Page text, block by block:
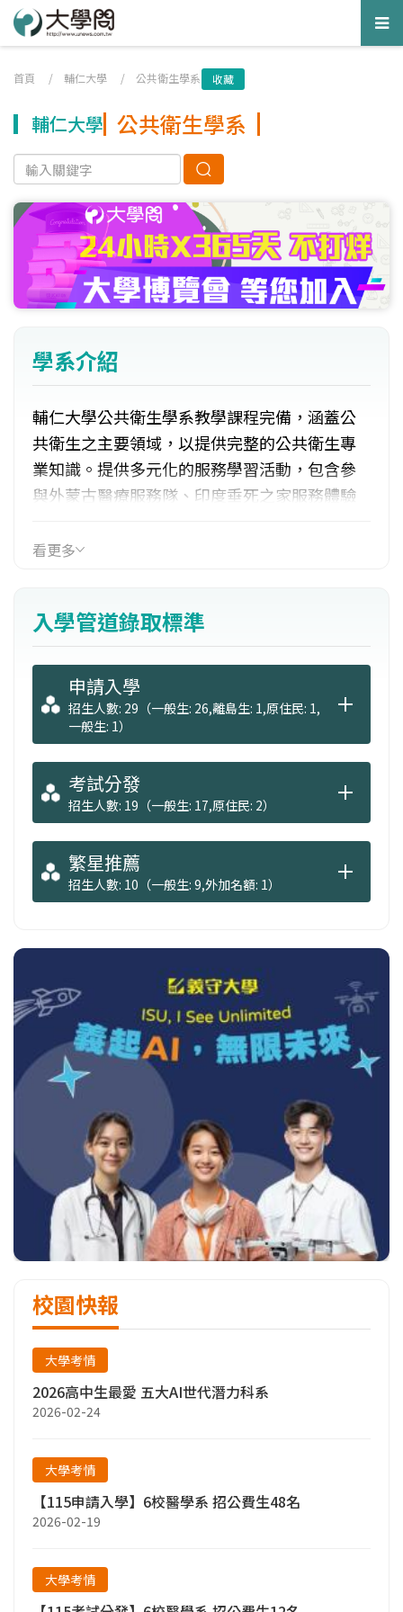
首頁 / 輔仁大學 / 公共衛生學系 收藏
輔仁大學 公共衛生學系
學系介紹
輔仁大學公共衛生學系教學課程完備，涵蓋公
共衛生之主要領域，以提供完整的公共衛生專
業知識。提供多元化的服務學習活動，包含參
與外蒙古醫療服務隊、印度垂死之家服務體驗
服務等海內外服務學習營隊。並備有完善的實
究、健康促進產業管理、醫療管理相關研究
等，可提供學生充分的學習資源。
看更多
入學管道錄取標準
申請入學
招生人數: 29（一般生: 26,離島生: 1,原住民: 1,
一般生: 1）
考試分發
招生人數: 19（一般生: 17,原住民: 2）
繁星推薦
招生人數: 10（一般生: 9,外加名額: 1）
校園快報
大學考情
2026高中生最愛 五大AI世代潛力科系
2026-02-24
大學考情
【115申請入學】6校醫學系 招公費生48名
2026-02-19
大學考情